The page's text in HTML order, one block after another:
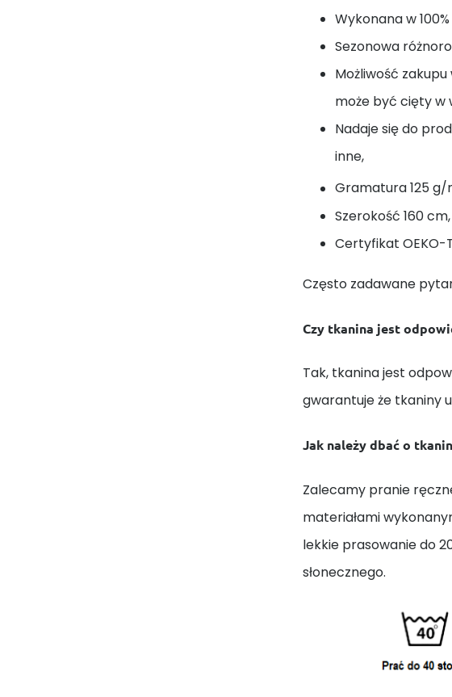
Wykonana w
Sezonowa
Możliwość
może być cięty w
Nadaje się do
inne,
Gramatura 125 g/
Szerokość 160 cm,
Certyfikat OEKO-
Często zadawane
Czy tkanina jest
Tak, tkanina jest
gwarantuje że tkaniny
Jak należy dbać o
Zalecamy pranie
materiałami
lekkie prasowanie do
słonecznego.